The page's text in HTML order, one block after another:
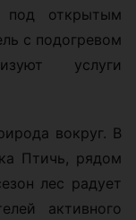
открытым
с подогревом
услуги
вокруг. В
Птичь, рядом
лес радует
активного